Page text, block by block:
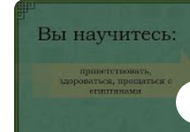
Диалоги
грамматики и примерами.
Проработав эти уроки,